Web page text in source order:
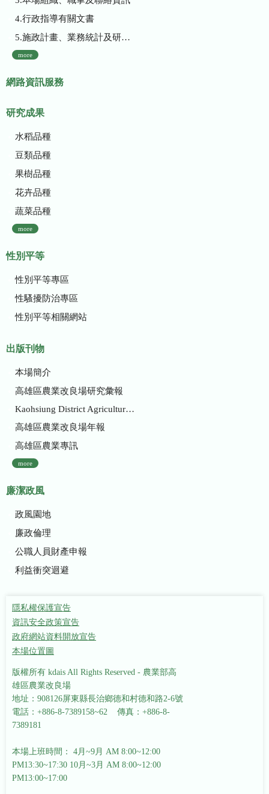
4.行政指導有關文書
5.施政計畫、業務統計及研究報告
more
網路資訊服務
研究成果
水稻品種
豆類品種
果樹品種
花卉品種
蔬菜品種
more
性別平等
性別平等專區
性騷擾防治專區
性別平等相關網站
出版刊物
本場簡介
高雄區農業改良場研究彙報
Kaohsiung District Agricultural Research and Extension Station
高雄區農業改良場年報
高雄區農業專訊
more
廉潔政風
政風園地
廉政倫理
公職人員財產申報
利益衝突迴避
隱私權保護宣告
資訊安全政策宣告
政府網站資料開放宣告
本場位置圖
版權所有 kdais All Rights Reserved - 農業部高
雄區農業改良場
地址：908126屏東縣長治鄉德和村德和路2-6號
電話：+886-8-7389158~62 傳真：+886-8-
7389181
本場上班時間： 4月~9月 AM 8:00~12:00
PM13:30~17:30 10月~3月 AM 8:00~12:00
PM13:00~17:00